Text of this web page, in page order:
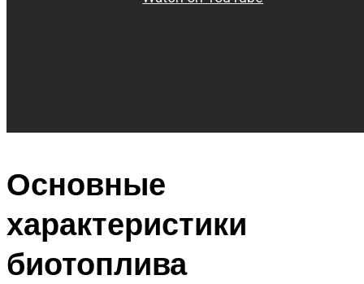
Основные
характеристики
биотоплива